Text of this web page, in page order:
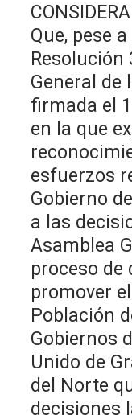
Que, pese
Resolución
General de
firmada el
en la que
esfuerzos
Gobierno
a las
Asamblea
proceso de
promover
Población
Gobiernos
Unido de
del Norte
decisiones